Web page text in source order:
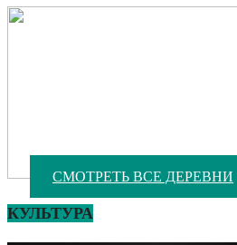
СМОТРЕТЬ ВСЕ ДЕРЕВНИ
КУЛЬТУРА